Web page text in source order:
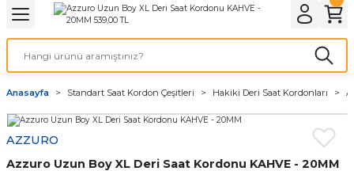
Geri Dön
& ELEKTİRİK AYDINLATMA & ELEKTRİK
Geri Dön
ve Cihaz Pilleri
ÇEŞİTLERİ
Geri Dön
Geri Dön
Kordon Çeşitleri
Kordonları
Anasayfa Standart Saat Kordon Çeşitleri Hakiki Deri Saat Kordonları
AZZURO
Azzuro Uzun Boy XL Deri Saat Kordonu KAHVE - 20MM